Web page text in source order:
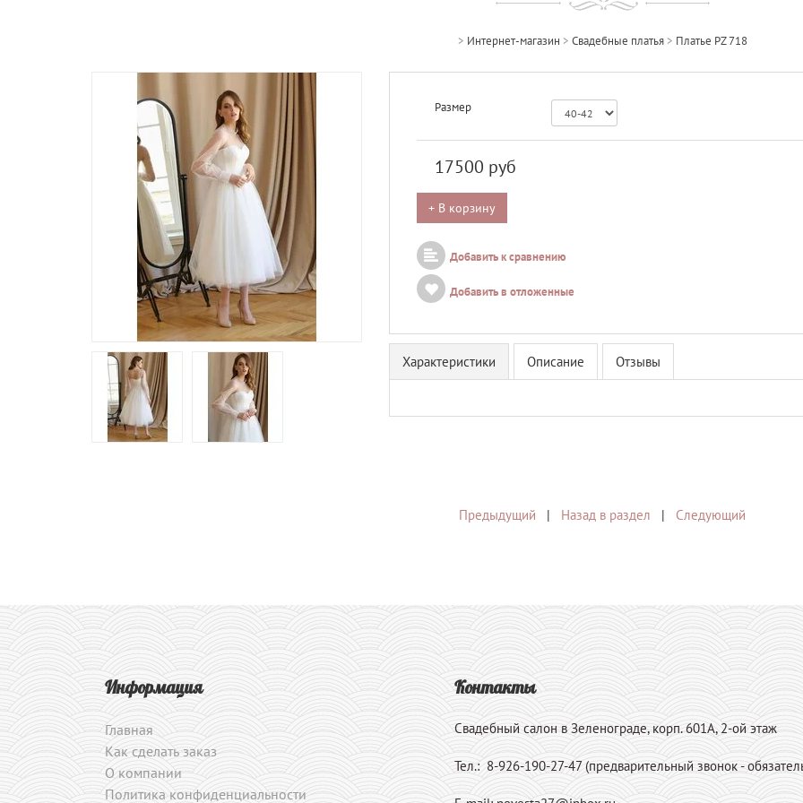
> Интернет-магазин > Свадебные платья> Платье PZ 718
Размер
17500 руб
+ В корзину
Добавить к сравнению
Добавить в отложенные
Характеристики Описание Отзывы
Предыдущий | Назад в раздел | Следующий
Информация
Главная
Как сделать заказ
О компании
Политика конфиденциальности
Контакты
Свадебный салон в Зеленограде, корп. 601А, 2-ой этаж
Тел.: 8-926-190-27-47 (предварительный звонок -